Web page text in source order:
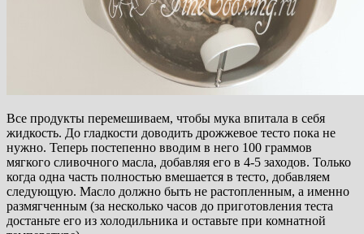
Все продукты перемешиваем, чтобы мука впитала в себя
жидкость. До гладкости доводить дрожжевое тесто пока не
нужно. Теперь постепенно вводим в него 100 граммов
мягкого сливочного масла, добавляя его в 4-5 заходов. Только
когда одна часть полностью вмешается в тесто, добавляем
следующую. Масло должно быть не растопленным, а именно
размягченным (за несколько часов до приготовления теста
достаньте его из холодильника и оставьте при комнатной